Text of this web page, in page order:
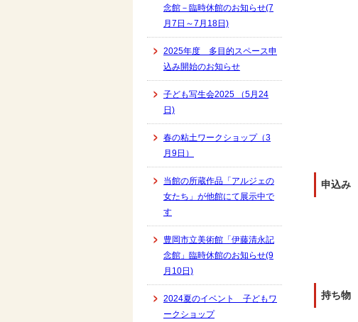
申込み
持ち物
念館－臨時休館のお知らせ(7
月7日～7月18日)
2025年度 多目的スペース申
込み開始のお知らせ
子ども写生会2025 （5月24
日)
春の粘土ワークショップ（3
月9日）
当館の所蔵作品「アルジェの
女たち」が他館にて展示中で
す
豊岡市立美術館「伊藤清永記
念館」臨時休館のお知らせ(9
月10日)
2024夏のイベント 子どもワ
ークショップ